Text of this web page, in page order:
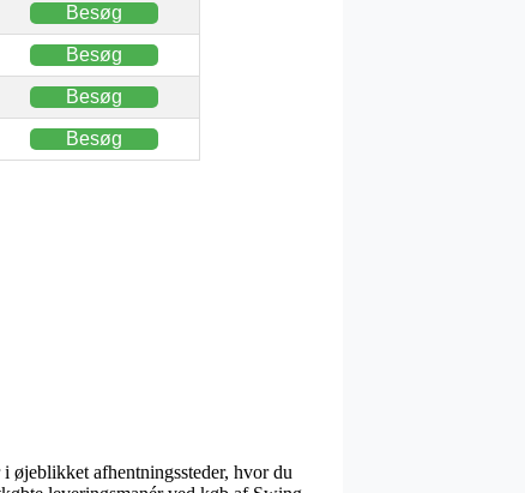
Besøg
Besøg
Besøg
Besøg
øjeblikket afhentningssteder, hvor du